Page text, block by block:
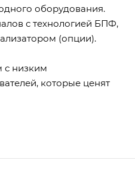
оборудования.
с технологией БПФ,
(опции).
с низким
которые ценят